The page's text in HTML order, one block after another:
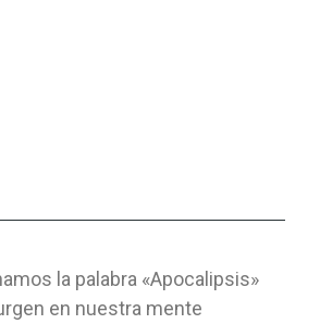
la palabra «Apocalipsis»
en nuestra mente